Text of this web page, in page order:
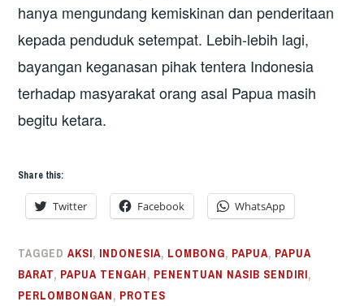
hanya mengundang kemiskinan dan penderitaan
kepada penduduk setempat. Lebih-lebih lagi,
bayangan keganasan pihak tentera Indonesia
terhadap masyarakat orang asal Papua masih
begitu ketara.
Share this:
Twitter Facebook WhatsApp
TAGGEDAKSI, INDONESIA, LOMBONG, PAPUA, PAPUA
BARAT, PAPUA TENGAH, PENENTUAN NASIB SENDIRI,
PERLOMBONGAN, PROTES